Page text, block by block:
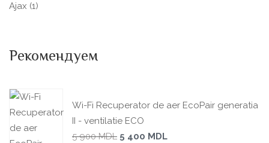
Ajax (1)
Рекомендуем
Wi-Fi Recuperator de aer EcoPair generatia
II - ventilatie ECO
5 900MDL 5 400 MDL